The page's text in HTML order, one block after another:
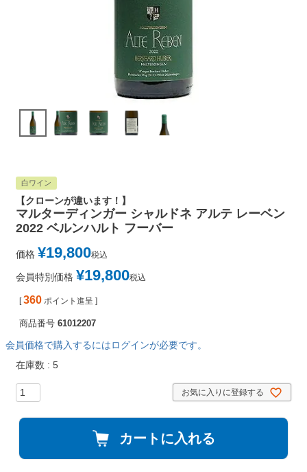
白ワイン
【クローンが違います！】
マルターディンガー シャルドネ アルテ レーベン
2022 ベルンハルト フーバー
価格 ¥19,800税込
会員特別価格 ¥19,800税込
[ 360 ポイント進呈 ]
商品番号 61012207
会員価格で購入するにはログインが必要です。
在庫数
5
お気に入りに登録する
カートに入れる